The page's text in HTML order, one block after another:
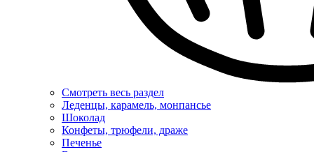
Смотреть весь раздел
Леденцы, карамель, монпансье
Шоколад
Конфеты, трюфели, драже
Печенье